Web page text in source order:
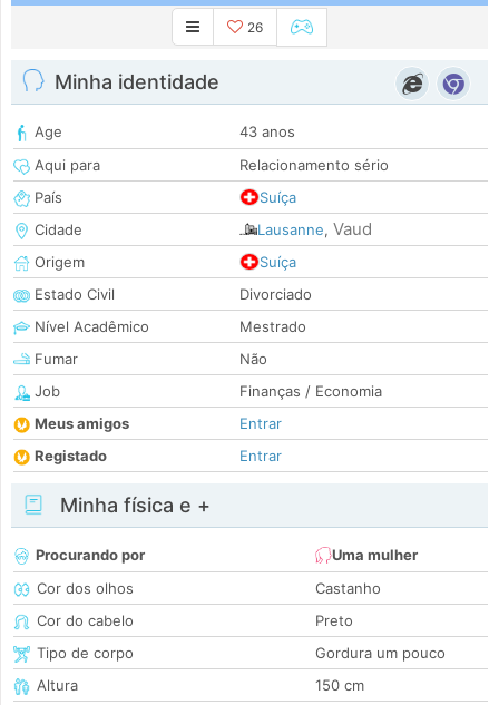
26
Minha identidade
Age
43 anos
Aqui para
Relacionamento sério
País
Suíça
Cidade
Lausanne, Vaud
Origem
Suíça
Estado Civil
Divorciado
Nível Acadêmico
Mestrado
Fumar
Não
Job
Finanças / Economia
Meus amigos
Entrar
Registado
Entrar
Minha física e +
Procurando por
Uma mulher
Cor dos olhos
Castanho
Cor do cabelo
Preto
Tipo de corpo
Gordura um pouco
Altura
150 cm